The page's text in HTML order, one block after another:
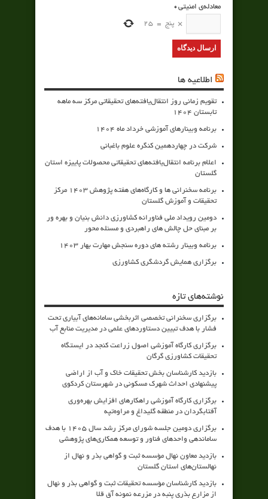
معادله‌ی امنیتی*
× پنج =
25
اطلاعیه ها
تقویم زمانی روز انتقال‌یافته‌های تحقیقاتی مرکز سه ماهه
تابستان 1404
برنامه وبینارهای آموزشی خرداد ماه 1404
شرکت در چهاردهمین کنگره علوم باغبانی
اعلام برنامه انتقال‌یافته‌های تحقیقاتی محصولات پاییزه استان
گلستان
برنامه سخنرانی ها و کارگاه‌های هفته پژوهش 1403 مرکز
تحقیقات و آموزش گلستان
دومین رویداد ملی فناورانه کشاورزی دانش بنیان و بهره ور
بر مبنای حل چالش های راهبردی و مسئله محور
برنامه وبینار رشته های دوره سنجش مهارت بهار 1403
برگزاری همایش گردشگری کشاورزی
نوشته‌های تازه
برگزاری سخنرانی تخصصی اثربخشی سامانه‌های آبیاری تحت
فشار با هدف تبیین دستاوردهای علمی در مدیریت منابع آب
برگزاری کارگاه آموزشی اصول زراعت کنجد در ایستگاه
تحقیقات کشاورزی گرگان
بازدید کارشناسان بخش تحقیقات خاک و آب از اراضی
پیشنهادی احداث شهرک مسکونی در شهرستان کردکوی
برگزاری کارگاه آموزشی راهکارهای افزایش بهره‌وری
آفتابگردان در منطقه گلیداغ و مراوه‌تپه
برگزاری دومین جلسه شورای مرکز رشد سال ۱۴۰۵ با هدف
ساماندهی واحدهای فناور و توسعه همکاری‌های پژوهشی
بازدید معاون نهال مؤسسه ثبت و گواهی بذر و نهال از
نهالستان‌های استان گلستان
بازدید کارشناسان مؤسسه تحقیقات ثبت و گواهی بذر و نهال
از مزارع بذری پنبه در مزرعه نمونه آق قلا